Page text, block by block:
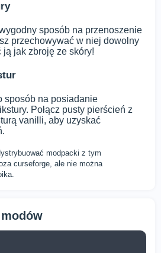
sposób na przenoszenie
przechowywać w niej dowolny
jak zbroję ze skóry!
sposób na posiadanie
Połącz pusty pierścień z
vanilli, aby uzyskać
modpacki z tym
curseforge, ale nie można